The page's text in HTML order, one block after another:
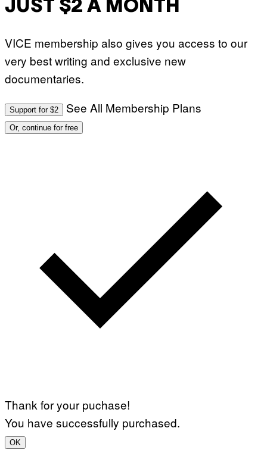
JUST $2 A MONTH
VICE membership also gives you access to our
very best writing and exclusive new
documentaries.
Support for $2 See All Membership Plans
Or, continue for free
Thank for your puchase!
You have successfully purchased.
OK